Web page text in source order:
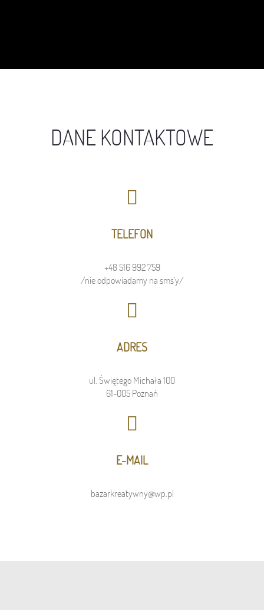
DANE KONTAKTOWE
TELEFON
+48 516 992 759
/nie odpowiadamy na sms'y/
ADRES
ul. Świętego Michała 100
61-005 Poznań
E-MAIL
bazarkreatywny@wp.pl